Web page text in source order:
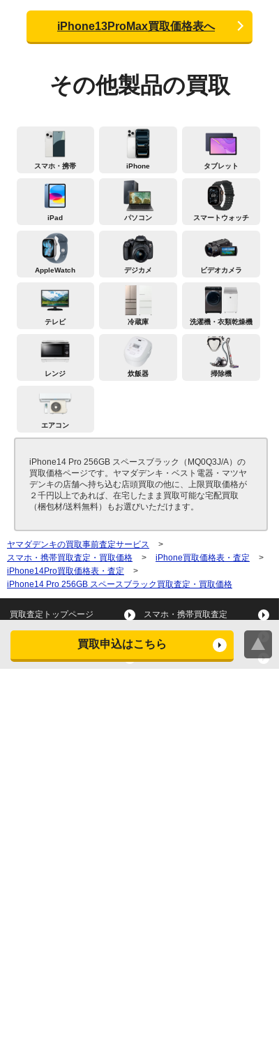
買取申込はこちら
iPhone13ProMax買取価格表へ
その他製品の買取
スマホ・携帯 iPhone タブレット
iPad パソコン スマートウォッチ
AppleWatch デジカメ ビデオカメラ
テレビ 冷蔵庫 洗濯機・衣類乾燥機
レンジ 炊飯器 掃除機
エアコン
iPhone14 Pro 256GB スペースブラック（MQ0Q3J/A）の
買取価格ページです。ヤマダデンキ・ベスト電器・マツヤ
デンキの店舗へ持ち込む店頭買取の他に、上限買取価格が
２千円以上であれば、在宅したまま買取可能な宅配買取
（梱包材/送料無料）もお選びいただけます。
ヤマダデンキの買取事前査定サービス
>
スマホ・携帯買取査定・買取価格
> iPhone買取価格表・査定
>
iPhone14Pro買取価格表・査定
>
iPhone14 Pro 256GB スペースブラック買取査定・買取価格
買取査定トップページ スマホ・携帯買取査定
タブレット買取査定
スマートウォッチ買取査定 デジカメ買取査定